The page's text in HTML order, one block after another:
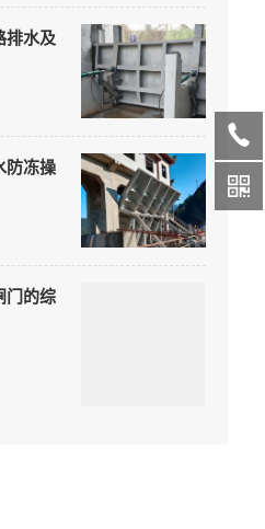
排水及
防冻操
门的综